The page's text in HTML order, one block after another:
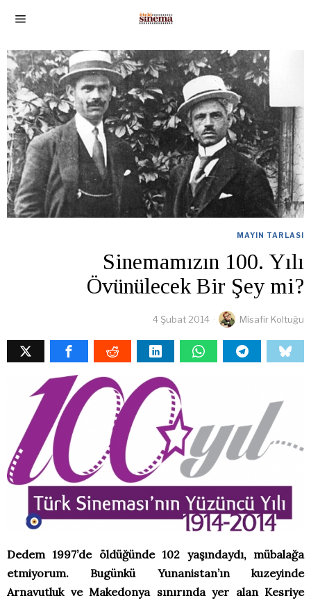
MAYIN TARLASI
Sinemamızın 100. Yılı
Övünülecek Bir Şey mi?
4 Şubat 2014 Misafir Koltuğu
Dedem 1997’de öldüğünde 102 yaşındaydı, mübalağa
etmiyorum. Bugünkü Yunanistan’ın kuzeyinde
Arnavutluk ve Makedonya sınırında yer alan Kesriye